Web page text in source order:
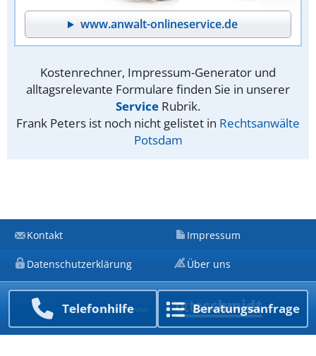
www.anwalt-onlineservice.de
Kostenrechner, Impressum-Generator und
alltagsrelevante Formulare finden Sie in unserer
Service Rubrik.
Frank Peters ist noch nicht gelistet in Rechtsanwälte
Potsdam
Telefon­hilfe Beratungs­anfrage
Kontakt Impressum
Datenschutzerklärung Über uns
Ein Unternehmen von